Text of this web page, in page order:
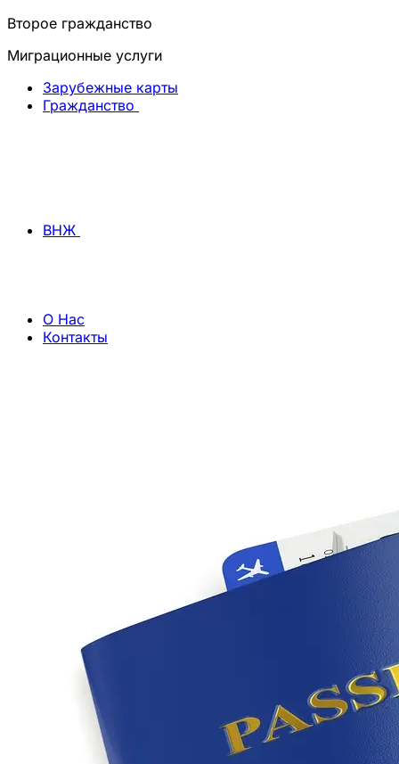
Второе гражданство
Миграционные услуги
Зарубежные карты
Гражданство
ВНЖ
О Нас
Контакты